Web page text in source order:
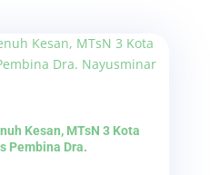
Kesan, MTsN 3 Kota
Pembina Dra.